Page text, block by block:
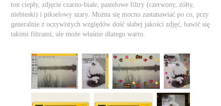
ton ciepły, zdjęcie czarno-białe, pastelowe filtry (czerwony, żółty,
niebieski) i pikselowy szary. Można się mocno zastanawiać po co, przy
generalnie z oczywistych względów dość słabej jakości zdjęć, bawić się
takimi filtrami, ale może właśnie dlatego warto.